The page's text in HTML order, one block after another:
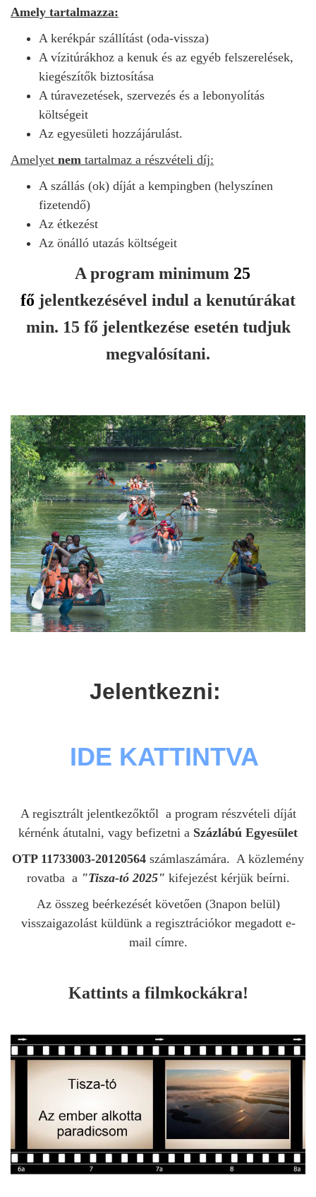
Amely tartalmazza:
A kerékpár szállítást (oda-vissza)
A vízitúrákhoz a kenuk és az egyéb felszerelések,
kiegészítők biztosítása
A túravezetések, szervezés és a lebonyolítás
költségeit
Az egyesületi hozzájárulást.
Amelyet nem tartalmaz a részvételi díj:
A szállás (ok) díját a kempingben (helyszínen
fizetendő)
Az étkezést
Az önálló utazás költségeit
A program minimum 25
fő jelentkezésével indul a kenutúrákat
min. 15 fő jelentkezése esetén tudjuk
megvalósítani.
Jelentkezni:
IDE KATTINTVA
A regisztrált jelentkezőktől a program részvételi díját
kérnénk átutalni, vagy befizetni a Százlábú Egyesület
OTP 11733003-20120564 számlaszámára. A közlemény
rovatba a "Tisza-tó 2025" kifejezést kérjük beírni.
Az összeg beérkezését követően (3napon belül)
visszaigazolást küldünk a regisztrációkor megadott e-
mail címre.
Kattints a filmkockákra!